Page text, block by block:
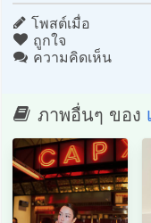
โพสต์เมื่อ
ถูกใจ
ความคิดเห็น
ภาพอื่นๆ ของ